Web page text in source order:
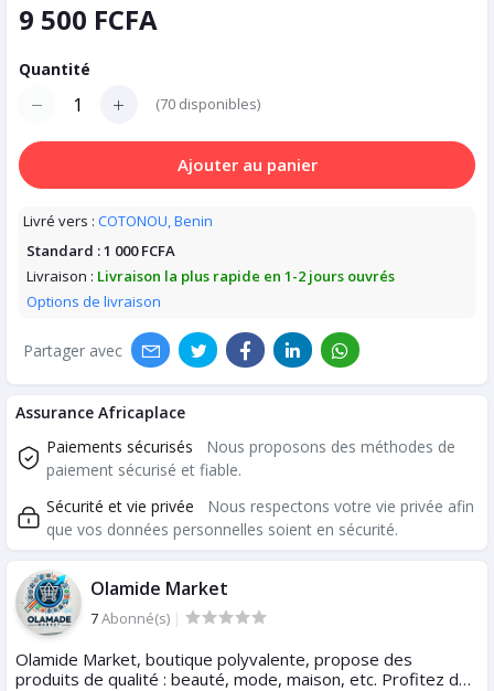
9 500 FCFA
Quantité
(70 disponibles)
Ajouter au panier
Livré vers : COTONOU, Benin
Standard :1 000 FCFA
Livraison : Livraison la plus rapide en 1-2 jours ouvrés
Options de livraison
Partager avec
Assurance Africaplace
Paiements sécurisés
Nous proposons des méthodes de
paiement sécurisé et fiable.
Sécurité et vie privée
Nous respectons votre vie privée afin
que vos données personnelles soient en sécurité.
Olamide Market
7Abonné(s) |
Olamide Market, boutique polyvalente, propose des
produits de qualité : beauté, mode, maison, etc. Profitez de